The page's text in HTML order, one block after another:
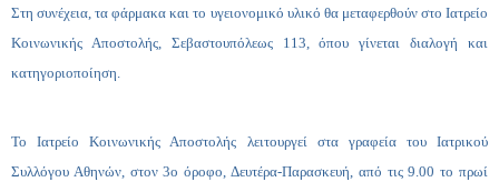
Στη συνέχεια, τα φάρμακα και το υγειονομικό υλικό θα μεταφερθούν στο Ιατρείο
Κοινωνικής Αποστολής, Σεβαστουπόλεως 113, όπου γίνεται διαλογή και
κατηγοριοποίηση.
Το Ιατρείο Κοινωνικής Αποστολής λειτουργεί στα γραφεία του Ιατρικού
Συλλόγου Αθηνών, στον 3ο όροφο, Δευτέρα-Παρασκευή, από τις 9.00 το πρωί